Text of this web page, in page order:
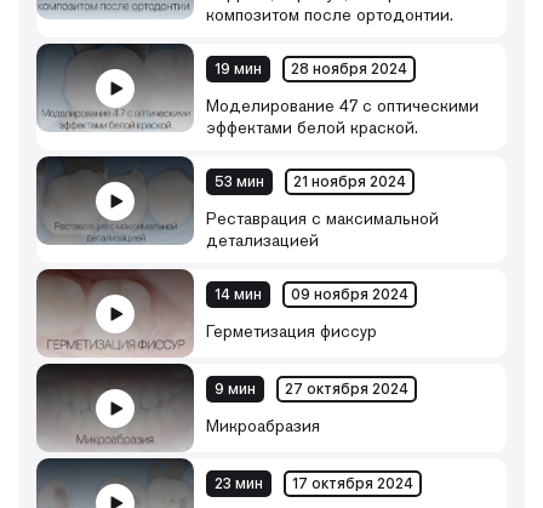
композитом после ортодонтии.
19 мин 28 ноября 2024
Моделирование 47 с оптическими
эффектами белой краской.
53 мин 21 ноября 2024
Реставрация с максимальной
детализацией
14 мин 09 ноября 2024
Герметизация фиссур
9 мин 27 октября 2024
Микроабразия
23 мин 17 октября 2024